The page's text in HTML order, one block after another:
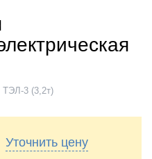
ТЭЛ-3 (3,2т)
Уточнить цену